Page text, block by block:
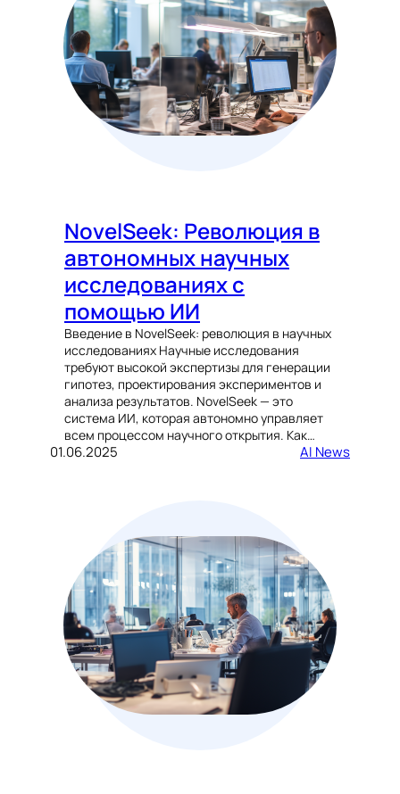
NovelSeek: Революция в
автономных научных
исследованиях с
помощью ИИ
Введение в NovelSeek: революция в научных
исследованиях Научные исследования
требуют высокой экспертизы для генерации
гипотез, проектирования экспериментов и
анализа результатов. NovelSeek — это
система ИИ, которая автономно управляет
всем процессом научного открытия. Как…
01.06.2025 AI News